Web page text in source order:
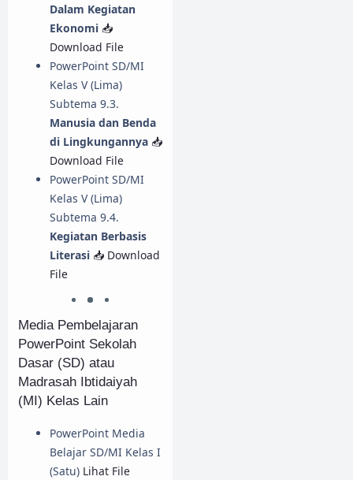
Dalam Kegiatan
Ekonomi 📥
Download File
PowerPoint SD/MI
Kelas V (Lima)
Subtema 9.3.
Manusia dan Benda
di Lingkungannya 📥
Download File
PowerPoint SD/MI
Kelas V (Lima)
Subtema 9.4.
Kegiatan Berbasis
Literasi 📥 Download
File
Media Pembelajaran
PowerPoint Sekolah
Dasar (SD) atau
Madrasah Ibtidaiyah
(MI) Kelas Lain
PowerPoint Media
Belajar SD/MI Kelas I
(Satu) Lihat File